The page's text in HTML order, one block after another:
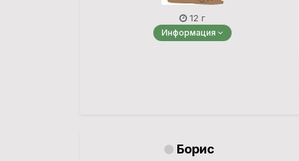
12 г
Информация
Борис